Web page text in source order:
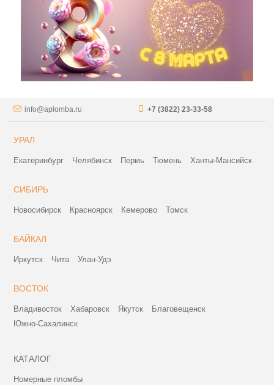
info@aplomba.ru +7 (3822) 23-33-58
УРАЛ
Екатеринбург Челябинск Пермь Тюмень Ханты-Мансийск
СИБИРЬ
Новосибирск Красноярск Кемерово Томск
БАЙКАЛ
Иркутск Чита Улан-Удэ
ВОСТОК
Владивосток Хабаровск Якутск
Благовещенск
Южно-Сахалинск
КАТАЛОГ
Номерные пломбы